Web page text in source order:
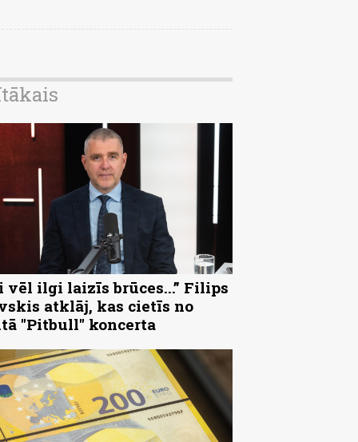
vēl ilgi laizīs brūces...” Filips
atklāj, kas cietīs no
"Pitbull" koncerta